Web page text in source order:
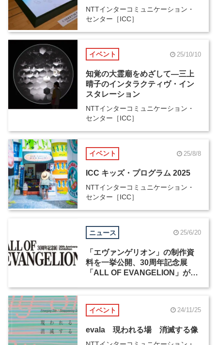
NTTインターコミュニケーション・
センター［ICC］
イベント 25/10/10
知覚の大霊廟をめざして―三上
晴子のインタラクティヴ・イン
スタレーション
NTTインターコミュニケーション・
センター［ICC］
イベント 25/8/8
ICC キッズ・プログラム 2025
NTTインターコミュニケーション・
センター［ICC］
ニュース 25/6/20
「エヴァンゲリオン」の制作資
料を一挙公開、30周年記念展
「ALL OF EVANGELION」が11
イベント 24/11/25
evala 現われる場 消滅する像